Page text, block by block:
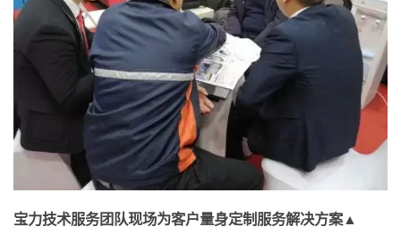
宝力技术服务团队现场为客户量身定制服务解决方案▲